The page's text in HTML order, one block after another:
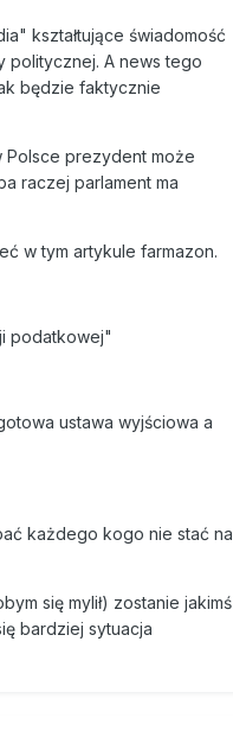
kształtujące świadomość
politycznej. A news tego
będzie faktycznie
Polsce prezydent może
raczej parlament ma
w tym artykule farmazon.
podatkowej"
ustawa wyjściowa a
każdego kogo nie stać na
się mylił) zostanie jakimś
bardziej sytuacja